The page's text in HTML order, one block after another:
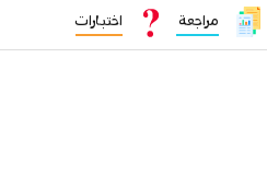
مراجعة اختبارات